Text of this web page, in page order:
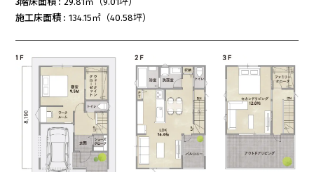
施工床面積 : 134.15㎡（40.58坪）